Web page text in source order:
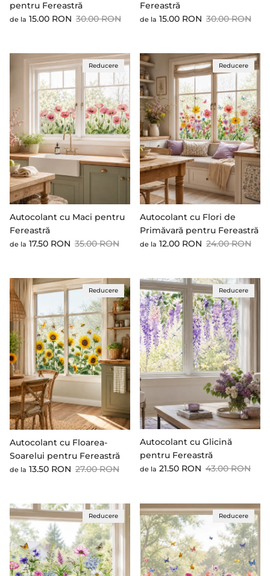
pentru Fereastră
Preț cu reducere
de la 15.00 RON Preț standard
30.00 RON
Fereastră
Preț cu reducere
de la 15.00 RON Preț standard
30.00 RON
Reducere
Autocolant cu Maci pentru
Fereastră
Preț cu reducere
de la 17.50 RON Preț standard
35.00 RON
Reducere
Autocolant cu Flori de
Primăvară pentru Fereastră
Preț cu reducere
de la 12.00 RON Preț standard
24.00 RON
Reducere
Autocolant cu Floarea-
Soarelui pentru Fereastră
Preț cu reducere
de la 13.50 RON Preț standard
27.00 RON
Reducere
Autocolant cu Glicină
pentru Fereastră
Preț cu reducere
de la 21.50 RON Preț standard
43.00 RON
Reducere Reducere